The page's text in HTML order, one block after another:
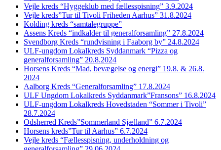
Vejle kreds “Hyggeklub med fællesspisning” 3.9.2024
Vejle kreds”Tur til Tivoli Friheden Aarhus” 31.8.2024
Kolding kreds “samtalegruppe”
Assens Kreds “indkalder til generalforsamling” 27.8.2024
Svendborg Kreds “rundvisning i Faaborg by” 24.8.2024
ULF-ungdom Lokalkreds Syddanmark “Pizza og
generalforsamling” 20.8.2024
Horsens Kreds “Mad, bevægelse og energi” 19.8. & 26.8.
2024
Aalborg Kreds “Generalforsamling” 17.8.2024
ULF Ungdom Lokalkreds Syddanmark”Fransons” 16.8.2024
ULF-ungdom Lokalkreds Hovedstaden “Sommer i Tivoli”
28.7.2024
Odsherred Kreds”Sommerland Sjælland” 6.7.2024
Horsens kreds”Tur til Aarhus” 6.7.2024
Vejle kreds “Fællesspisning, underholdning og